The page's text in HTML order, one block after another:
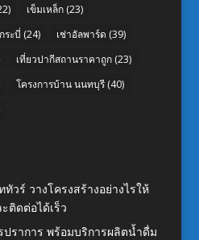
เข็มเหล็ก(23)
ระบี่ (24) เช่าอัลพาร์ด (39)
เที่ยวปากีสถานราคาถูก(23)
โครงการบ้าน นนทบุรี(40)
วร์ วางโครงสร้างอย่างไรให้
ติดต่อได้เร็ว
ราการ พร้อมบริการผลิตน้ำดื่ม